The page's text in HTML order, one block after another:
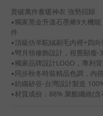
賣破萬件蓄暖神衣 強勢回歸
▪獨家黑金升溫石墨烯9大機
件
▪頂級仿羊駝絨刷毛內裡+四
▪彎月領修飾設計，視覺顯瘦
▪獨家品牌設計LOGO，專利
▪同步秋冬時裝精品色調，內
▪紡織矽谷-台灣設計製造
▪材質成份：88% 聚酯纖維(